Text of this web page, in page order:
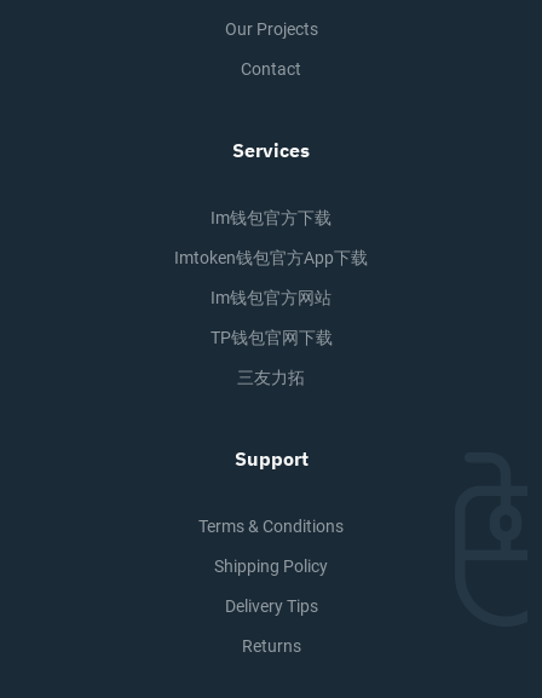
Our Projects
Contact
Services
Im钱包官方下载
Imtoken钱包官方app下载
Im钱包官方网站
TP钱包官网下载
三友力拓
Support
Terms & Conditions
Shipping Policy
Delivery Tips
Returns